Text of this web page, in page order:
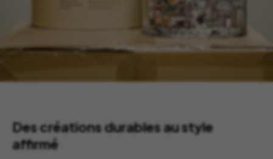
Des créations durables au style
affirmé